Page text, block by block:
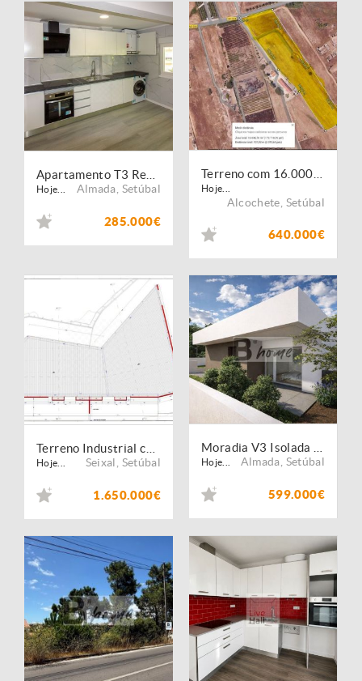
Hoje... Almada Setúbal
285.000€
Hoje...
Alcochete Setúbal
640.000€
Hoje... Seixal Setúbal
1.650.000€
Hoje... Almada Setúbal
599.000€